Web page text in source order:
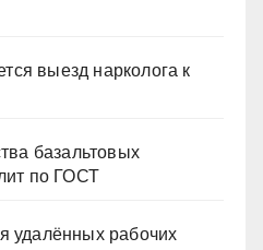
выезд нарколога к
базальтовых
по ГОСТ
удалённых рабочих